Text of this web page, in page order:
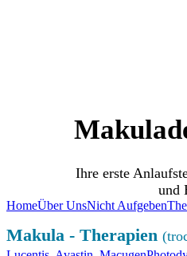
Ihre erste
und
HomeÜber UnsNicht Aufgeben
Makula - Therapien